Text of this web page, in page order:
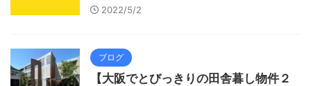
2022/5/2
ブログ
【大阪でとびっきりの田舎暮し物件２